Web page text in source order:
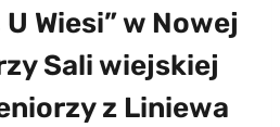
Wiesi” w Nowej
Sali wiejskiej
z Liniewa